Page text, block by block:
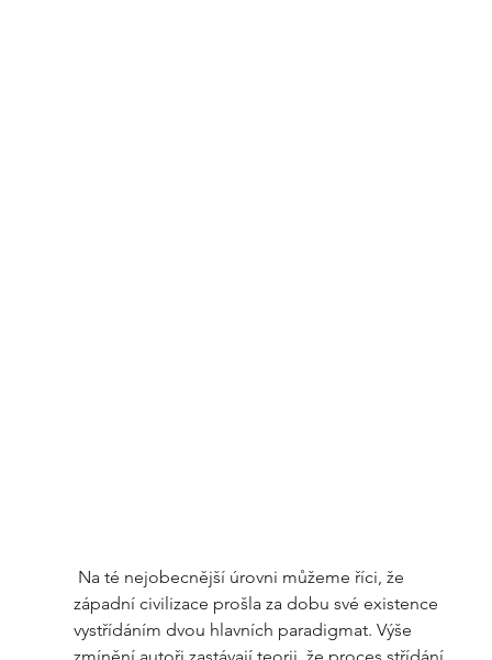
západní civilizace prošla za dobu své existence
vystřídáním dvou hlavních paradigmat. Výše